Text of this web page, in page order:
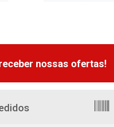
nossas ofertas!